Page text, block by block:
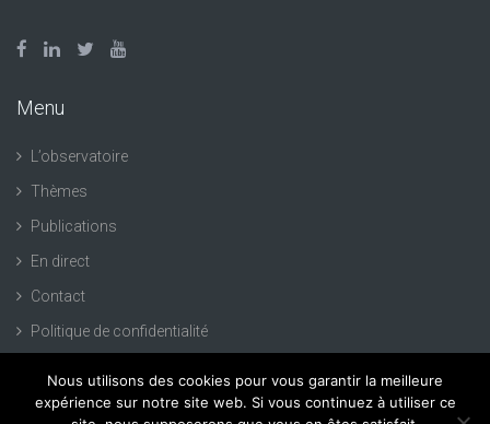
Menu
L’observatoire
Thèmes
Publications
En direct
Contact
Politique de confidentialité
Nous utilisons des cookies pour vous garantir la meilleure
expérience sur notre site web. Si vous continuez à utiliser ce